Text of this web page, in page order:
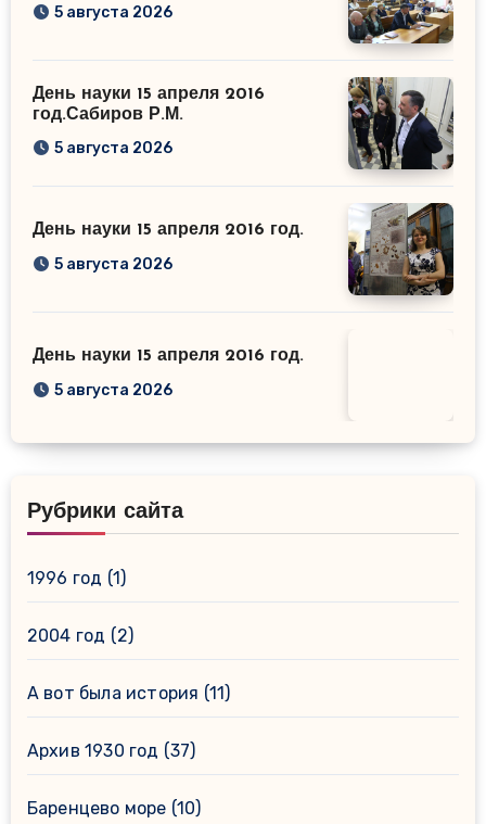
5 августа 2026
День науки 15 апреля 2016
год.Сабиров Р.М.
5 августа 2026
День науки 15 апреля 2016 год.
5 августа 2026
День науки 15 апреля 2016 год.
5 августа 2026
Рубрики сайта
1996 год (1)
2004 год (2)
А вот была история (11)
Архив 1930 год (37)
Баренцево море (10)